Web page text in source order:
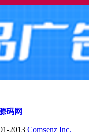
码网
2013 Comsenz Inc.